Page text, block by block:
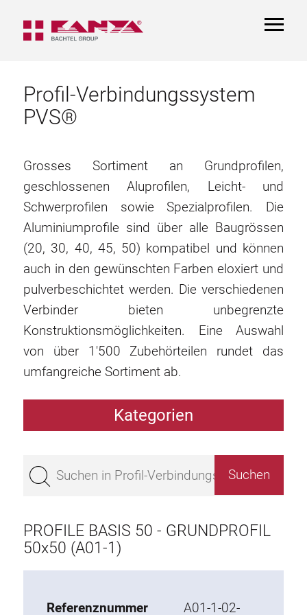
Profil-Verbindungssystem
PVS®
Grosses Sortiment an Grundprofilen,
geschlossenen Aluprofilen, Leicht- und
Schwerprofilen sowie Spezialprofilen. Die
Aluminiumprofile sind über alle Baugrössen
(20, 30, 40, 45, 50) kompatibel und können
auch in den gewünschten Farben eloxiert und
pulverbeschichtet werden. Die verschiedenen
Verbinder bieten unbegrenzte
Konstruktionsmöglichkeiten. Eine Auswahl
von über 1'500 Zubehörteilen rundet das
umfangreiche Sortiment ab.
Kategorien
Bestseller
Profile Basis 45
Profile Basis 40
PROFILE BASIS 50 - GRUNDPROFIL
50x50 (A01-1)
Referenznummer
A01-1-02-